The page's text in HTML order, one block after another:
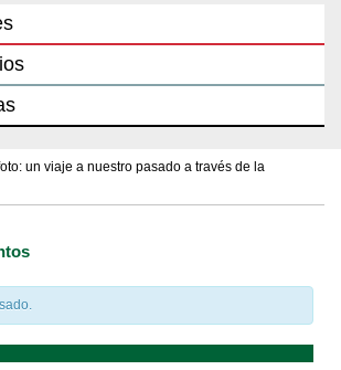
un viaje a nuestro pasado a través de la